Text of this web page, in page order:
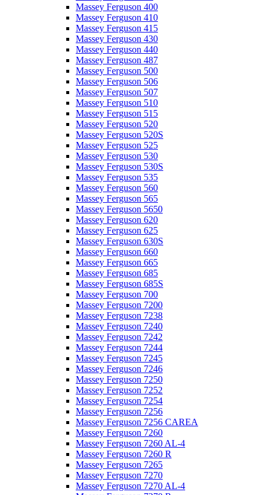
Massey Ferguson 400
Massey Ferguson 410
Massey Ferguson 415
Massey Ferguson 430
Massey Ferguson 440
Massey Ferguson 487
Massey Ferguson 500
Massey Ferguson 506
Massey Ferguson 507
Massey Ferguson 510
Massey Ferguson 515
Massey Ferguson 520
Massey Ferguson 520S
Massey Ferguson 525
Massey Ferguson 530
Massey Ferguson 530S
Massey Ferguson 535
Massey Ferguson 560
Massey Ferguson 565
Massey Ferguson 5650
Massey Ferguson 620
Massey Ferguson 625
Massey Ferguson 630S
Massey Ferguson 660
Massey Ferguson 665
Massey Ferguson 685
Massey Ferguson 685S
Massey Ferguson 700
Massey Ferguson 7200
Massey Ferguson 7238
Massey Ferguson 7240
Massey Ferguson 7242
Massey Ferguson 7244
Massey Ferguson 7245
Massey Ferguson 7246
Massey Ferguson 7250
Massey Ferguson 7252
Massey Ferguson 7254
Massey Ferguson 7256
Massey Ferguson 7256 CAREA
Massey Ferguson 7260
Massey Ferguson 7260 AL-4
Massey Ferguson 7260 R
Massey Ferguson 7265
Massey Ferguson 7270
Massey Ferguson 7270 AL-4